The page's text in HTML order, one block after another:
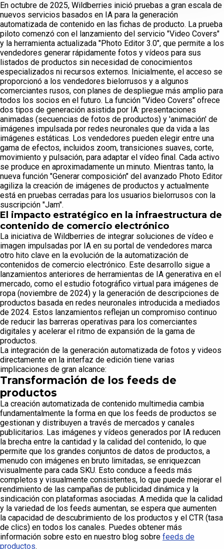
En octubre de 2025, Wildberries inició pruebas a gran escala de
nuevos servicios basados en IA para la generación
automatizada de contenido en las fichas de producto. La prueba
piloto comenzó con el lanzamiento del servicio "Video Covers"
y la herramienta actualizada "Photo Editor 3.0", que permite a los
vendedores generar rápidamente fotos y vídeos para sus
listados de productos sin necesidad de conocimientos
especializados ni recursos externos. Inicialmente, el acceso se
proporcionó a los vendedores bielorrusos y a algunos
comerciantes rusos, con planes de despliegue más amplio para
todos los socios en el futuro. La función "Video Covers" ofrece
dos tipos de generación asistida por IA: presentaciones
animadas (secuencias de fotos de productos) y 'animación' de
imágenes impulsada por redes neuronales que da vida a las
imágenes estáticas. Los vendedores pueden elegir entre una
gama de efectos, incluidos zoom, transiciones suaves, corte,
movimiento y pulsación, para adaptar el vídeo final. Cada activo
se produce en aproximadamente un minuto. Mientras tanto, la
nueva función "Generar composición" del avanzado Photo Editor
agiliza la creación de imágenes de productos y actualmente
está en pruebas cerradas para los usuarios bielorrusos con la
suscripción "Jam".
El impacto estratégico en la infraestructura de
contenido de comercio electrónico
La iniciativa de Wildberries de integrar soluciones de vídeo e
imagen impulsadas por IA en su portal de vendedores marca
otro hito clave en la evolución de la automatización de
contenidos de comercio electrónico. Este desarrollo sigue a
lanzamientos anteriores de herramientas de IA generativa en el
mercado, como el estudio fotográfico virtual para imágenes de
ropa (noviembre de 2024) y la generación de descripciones de
productos basada en redes neuronales introducida a mediados
de 2024. Estos lanzamientos reflejan un compromiso continuo
de reducir las barreras operativas para los comerciantes
digitales y acelerar el ritmo de expansión de la gama de
productos.
La integración de la generación automatizada de fotos y videos
directamente en la interfaz de edición tiene varias
implicaciones de gran alcance:
Transformación de los feeds de
productos
La creación automatizada de contenido multimedia cambia
fundamentalmente la forma en que los feeds de productos se
gestionan y distribuyen a través de mercados y canales
publicitarios. Las imágenes y vídeos generados por IA reducen
la brecha entre la cantidad y la calidad del contenido, lo que
permite que los grandes conjuntos de datos de productos, a
menudo con imágenes en bruto limitadas, se enriquezcan
visualmente para cada SKU. Esto conduce a feeds más
completos y visualmente consistentes, lo que puede mejorar el
rendimiento de las campañas de publicidad dinámica y la
sindicación con plataformas asociadas. A medida que la calidad
y la variedad de los feeds aumentan, se espera que aumenten
la capacidad de descubrimiento de los productos y el CTR (tasa
de clics) en todos los canales. Puedes obtener más
información sobre esto en nuestro blog sobre feeds de
productos.